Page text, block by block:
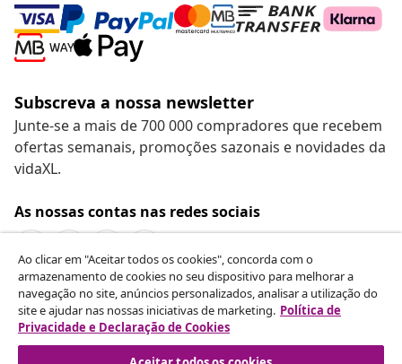
Subscreva a nossa newsletter
Junte-se a mais de 700 000 compradores que recebem
ofertas semanais, promoções sazonais e novidades da
vidaXL.
As nossas contas nas redes sociais
Rescindir o contrato
Envie um pedido de rescisão da sua encomenda.
Ao clicar em "Aceitar todos os cookies", concorda com o
armazenamento de cookies no seu dispositivo para melhorar a
navegação no site, anúncios personalizados, analisar a utilização do
site e ajudar nas nossas iniciativas de marketing. Política de
Privacidade e Declaração de Cookies